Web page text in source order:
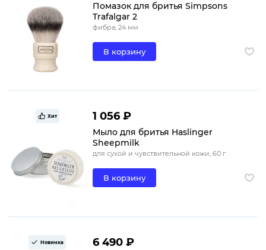
Помазок для бритья Simpsons
Trafalgar 2
фибра, 24 мм
В корзину
Хит 1 056 ₽
Мыло для бритья Haslinger
Sheepmilk
для сухой и чувствительной кожи, 60 г
В корзину
Новинка 6 490 ₽